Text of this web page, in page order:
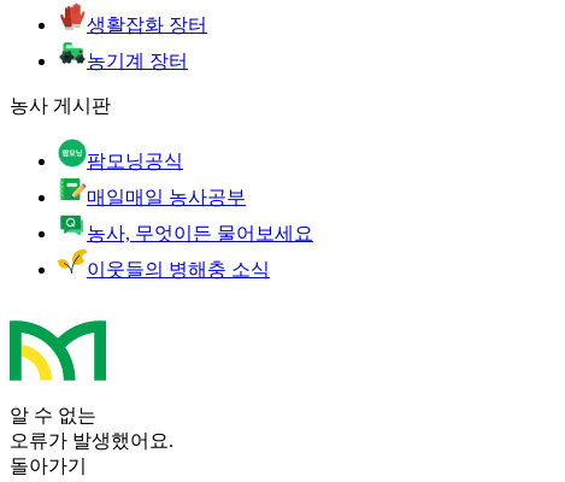
생활잡화 장터
농기계 장터
농사 게시판
팜모닝공식
매일매일 농사공부
농사, 무엇이든 물어보세요
이웃들의 병해충 소식
알 수 없는
오류가 발생했어요.
돌아가기